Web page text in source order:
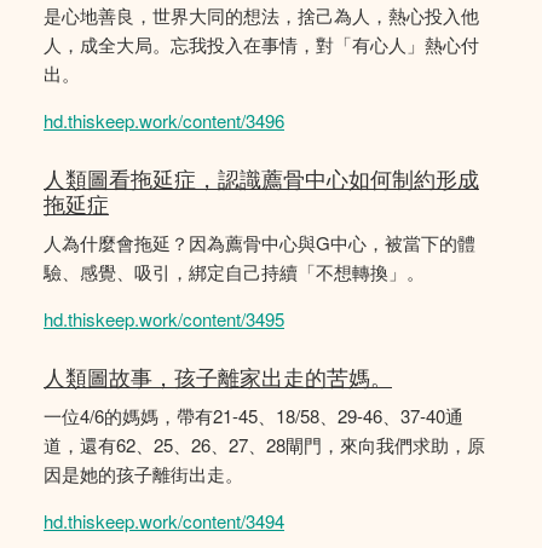
是心地善良，世界大同的想法，捨己為人，熱心投入他
人，成全大局。忘我投入在事情，對「有心人」熱心付
出。
hd.thiskeep.work/content/3496
人類圖看拖延症，認識薦骨中心如何制約形成
拖延症
人為什麼會拖延？因為薦骨中心與G中心，被當下的體
驗、感覺、吸引，綁定自己持續「不想轉換」。
hd.thiskeep.work/content/3495
人類圖故事，孩子離家出走的苦媽。
一位4/6的媽媽，帶有21-45、18/58、29-46、37-40通
道，還有62、25、26、27、28閘門，來向我們求助，原
因是她的孩子離街出走。
hd.thiskeep.work/content/3494